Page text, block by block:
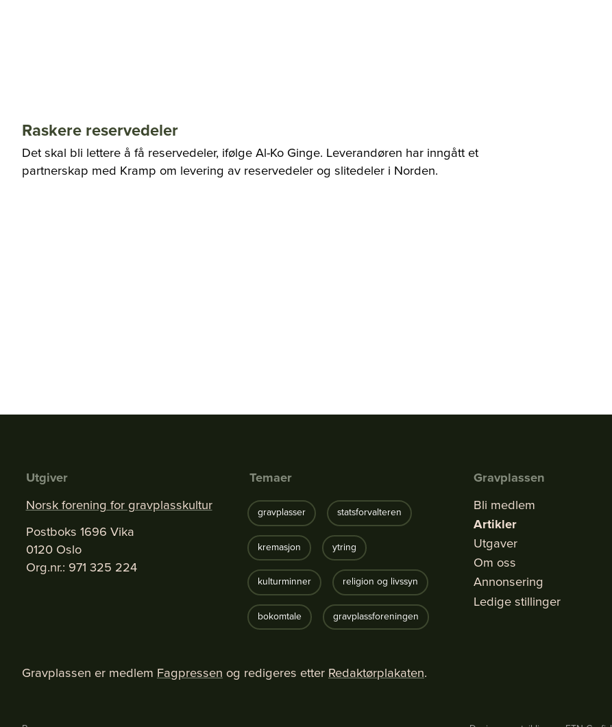
Raskere reservedeler
Det skal bli lettere å få reservedeler, ifølge Al-Ko Ginge. Leverandøren har inngått et
partnerskap med Kramp om levering av reservedeler og slitedeler i Norden.
Utgiver
Norsk forening for gravplasskultur
Postboks 1696 Vika
0120 Oslo
Org.nr.: 971 325 224
Temaer
gravplasser statsforvalteren
kremasjon ytring
kulturminner religion og livssyn
bokomtale gravplassforeningen
Gravplassen
Bli medlem
Artikler
Utgaver
Om oss
Annonsering
Ledige stillinger
Gravplassen er medlem Fagpressen og redigeres etter Redaktørplakaten.